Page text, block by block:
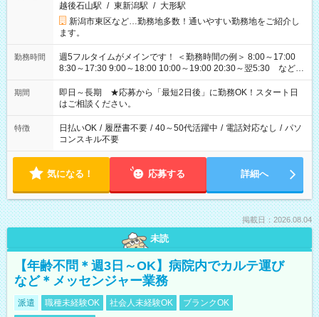
越後石山駅 / 東新潟駅 / 大形駅
新潟市東区など…勤務地多数！通いやすい勤務地をご紹介し
ます。
勤務時間
週5フルタイムがメインです！ ＜勤務時間の例＞ 8:00～17:00
8:30～17:30 9:00～18:00 10:00～19:00 20:30～翌5:30 など ★
その他にも勤務時間多数！ 日勤のみ、残業なし、交替制など
ご希望を教えてください！
期間
即日～長期 ★応募から「最短2日後」に勤務OK！スタート日
はご相談ください。
特徴 日払いOK / 履歴書不要 / 40～50代活躍中 / 電話対応なし / パソ
コンスキル不要
気になる！ 応募する 詳細へ
掲載日：2026.08.04
未読
【年齢不問＊週3日～OK】病院内でカルテ運び
など＊メッセンジャー業務
派遣 職種未経験OK 社会人未経験OK
ブランクOK